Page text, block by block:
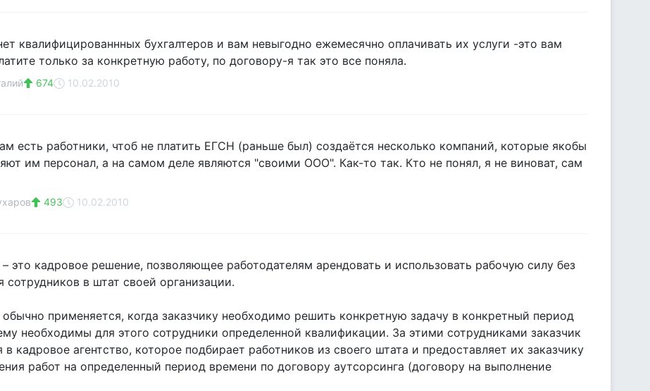
квалифицированнных бухгалтеров и вам невыгодно ежемесячно оплачивать их услуги -это вам
только за конкретную работу, по договору-я так это все поняла.
674 10.02.2010
есть работники, чтоб не платить ЕГСН (раньше был) создаётся несколько компаний, которые якобы
им персонал, а на самом деле являются "своими ООО". Как-то так. Кто не понял, я не виноват, сам
493 10.02.2010
– это кадровое решение, позволяющее работодателям арендовать и использовать рабочую силу без
сотрудников в штат своей организации.
обычно применяется, когда заказчику необходимо решить конкретную задачу в конкретный период
необходимы для этого сотрудники определенной квалификации. За этими сотрудниками заказчик
кадровое агентство, которое подбирает работников из своего штата и предоставляет их заказчику
работ на определенный период времени по договору аутсорсинга (договору на выполнение